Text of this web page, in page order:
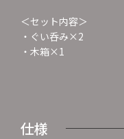
＜セット内容＞
・ぐい呑み×2
・木箱×1
仕様